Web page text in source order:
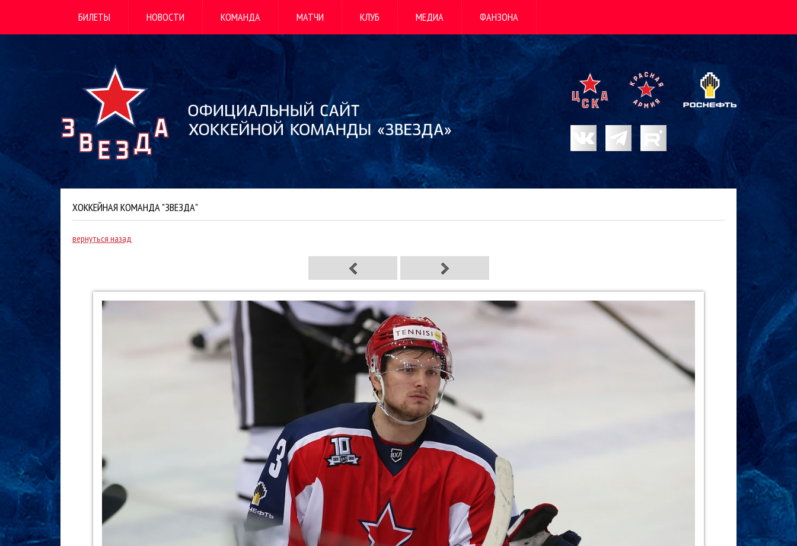
БИЛЕТЫ НОВОСТИ КОМАНДА МАТЧИ КЛУБ МЕДИА ФАНЗОНА
ХОККЕЙНАЯ КОМАНДА "ЗВЕЗДА"
вернуться назад